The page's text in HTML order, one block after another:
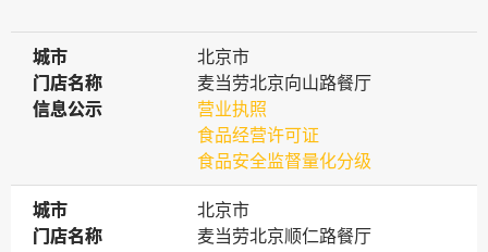
城市
城市
北京市
门店名称
门店名称
麦当劳北京向山路餐厅
信息公示
信息公示
营业执照
食品经营许可证
食品安全监督量化分级
城市
城市
北京市
门店名称
门店名称
麦当劳北京顺仁路餐厅